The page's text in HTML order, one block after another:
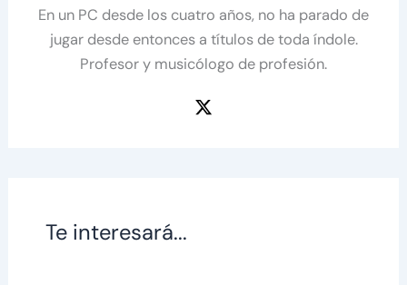
En un PC desde los cuatro años, no ha parado de
jugar desde entonces a títulos de toda índole.
Profesor y musicólogo de profesión.
Te interesará...